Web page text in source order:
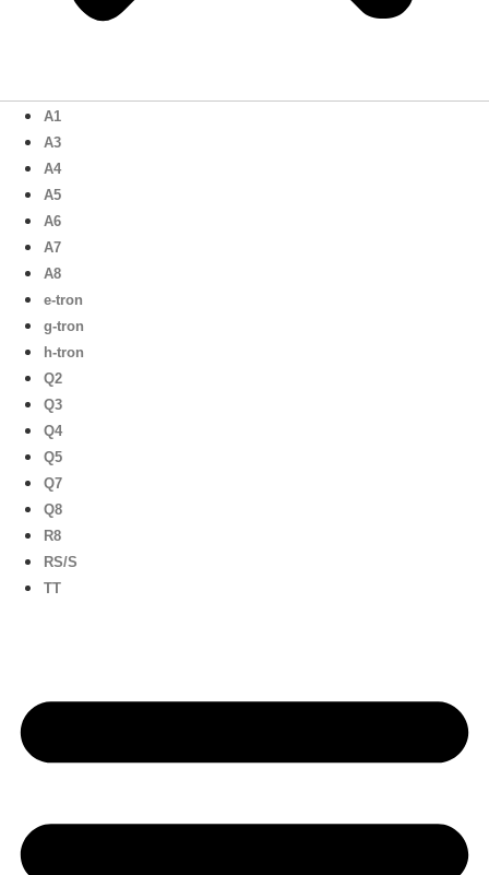
A1
A3
A4
A5
A6
A7
A8
e-tron
g-tron
h-tron
Q2
Q3
Q4
Q5
Q7
Q8
R8
RS/S
TT